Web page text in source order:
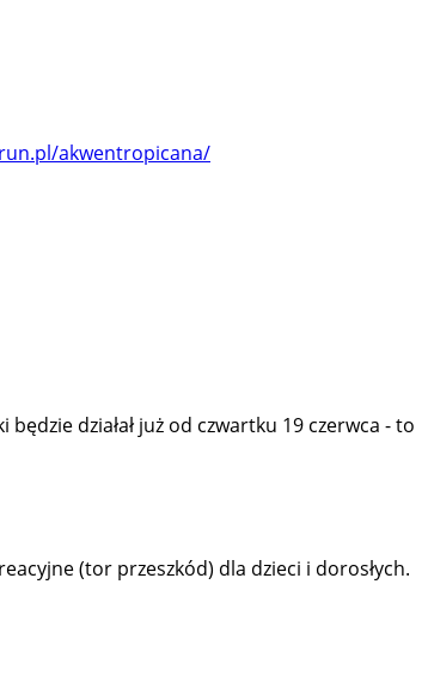
akwentropicana/
działał już od czwartku 19 czerwca - to
(tor przeszkód) dla dzieci i dorosłych.